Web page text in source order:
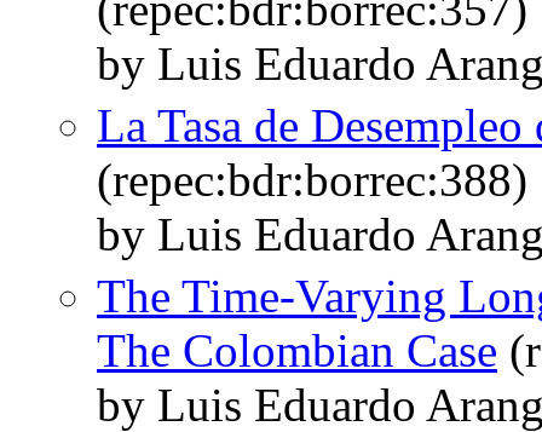
by Luis Eduardo
La Tasa de
(repec:bdr:borrec:388)
by Luis Eduardo
The Time-Varying
The Colombian Case
by Luis Eduardo